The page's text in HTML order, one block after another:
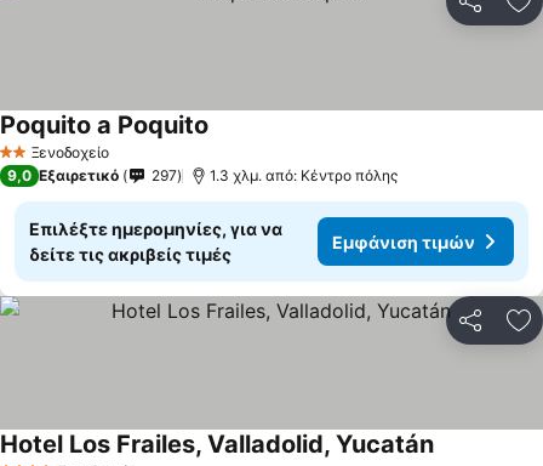
2 ΑστέριαΞενοδοχείο
Poquito a Poquito
9,0 Εξαιρετικό 297 1.3 χλμ. από: Κέντρο πόλης
Επιλέξτε ημερομηνίες, για να
δείτε τις ακριβείς τιμές
Εμφάνιση τιμών
Hotel Los Frailes, Valladolid, Yucatán